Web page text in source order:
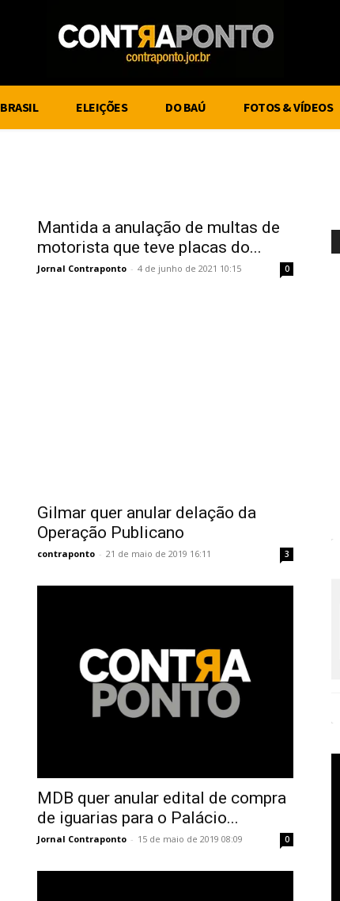
BRASIL ELEIÇÕES DO BAÚ FOTOS & VÍDEOS
Mantida a anulação de multas de
motorista que teve placas do...
Jornal Contraponto - 4 de junho de 2021 10:15 0
Gilmar quer anular delação da
Operação Publicano
contraponto - 21 de maio de 2019 16:11 3
MDB quer anular edital de compra
de iguarias para o Palácio...
Jornal Contraponto - 15 de maio de 2019 08:09 0